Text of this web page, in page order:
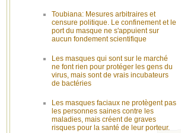
Toubiana: Mesures arbitraires et
censure politique. Le confinement et le
port du masque ne s'appuient sur
aucun fondement scientifique
Les masques qui sont sur le marché
ne font rien pour protéger les gens du
virus, mais sont de vrais incubateurs
de bactéries
Les masques faciaux ne protègent pas
les personnes saines contre les
maladies, mais créent de graves
risques pour la santé de leur porteur.